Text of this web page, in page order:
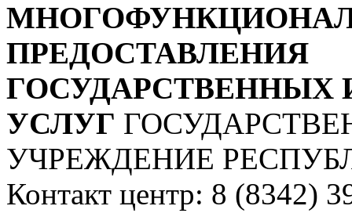
ПРЕДОСТАВЛЕНИЯ
УСЛУГ
УЧРЕЖДЕНИЕ
Контакт центр: 8 (8342)